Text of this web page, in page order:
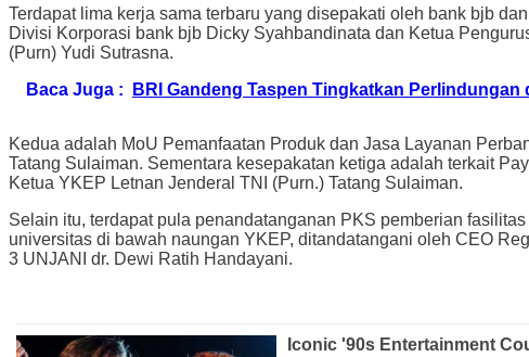
Terdapat lima kerja sama terbaru yang disepakati oleh bank bjb
Divisi Korporasi bank bjb Dicky Syahbandinata dan Ketua
(Purn) Yudi Sutrasna.
Baca Juga :
BRI Gandeng Taspen Tingkatkan
Kedua adalah MoU Pemanfaatan Produk dan Jasa Layanan
Tatang Sulaiman. Sementara kesepakatan ketiga adalah terkait
Ketua YKEP Letnan Jenderal TNI (Purn.) Tatang Sulaiman.
Selain itu, terdapat pula penandatanganan PKS pemberian
universitas di bawah naungan YKEP, ditandatangani oleh CEO
3 UNJANI dr. Dewi Ratih Handayani.